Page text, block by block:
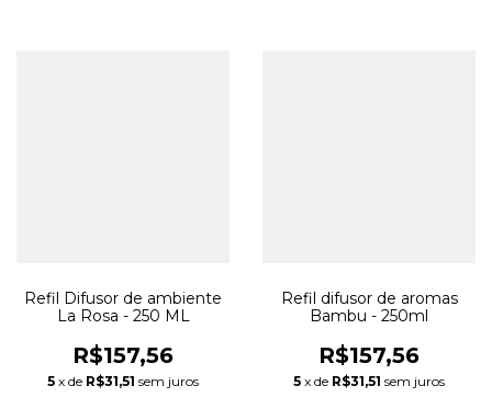
Refil Difusor de ambiente
La Rosa - 250 ML
R$157,56
5 x de R$31,51 sem juros
Refil difusor de aromas
Bambu - 250ml
R$157,56
5 x de R$31,51 sem juros